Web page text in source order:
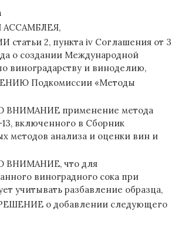
АССАМБЛЕЯ,
2, пункта iv Соглашения от 3
о создании Международной
виноградарству и виноделию,
Подкомиссии «Методы
применение метода
13, включенного в Сборник
методов анализа и оценки вин и
что для
виноградного сока при
учитывать разбавление образца,
о добавлении следующего